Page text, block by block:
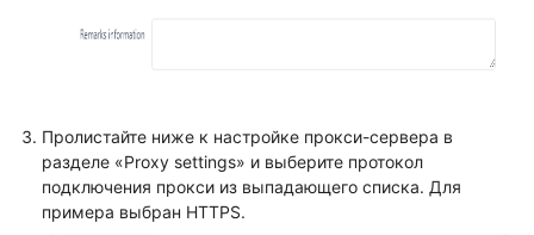
Пролистайте ниже к настройке прокси-сервера в
разделе «Proxy settings» и выберите протокол
подключения прокси из выпадающего списка. Для
примера выбран HTTPS.